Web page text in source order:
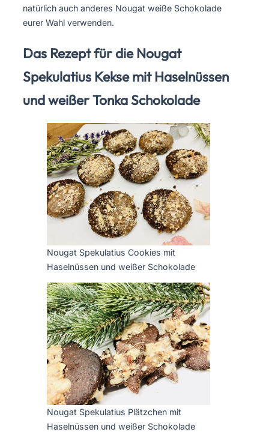
natürlich auch anderes Nougat weiße Schokolade
eurer Wahl verwenden.
Das Rezept für die Nougat
Spekulatius Kekse mit Haselnüssen
und weißer Tonka Schokolade
Nougat Spekulatius Cookies mit
Haselnüssen und weißer Schokolade
Nougat Spekulatius Plätzchen mit
Haselnüssen und weißer Schokolade